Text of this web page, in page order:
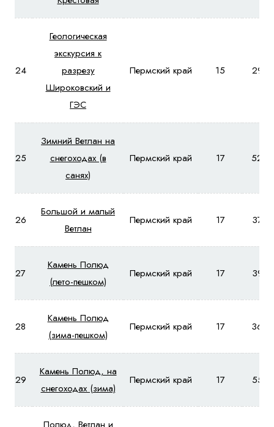
24
Геологическая
экскурсия к
разрезу
Широковский и
ГЭС
Пермский край 15 2980
25
Зимний Ветлан на
снегоходах (в
санях)
Пермский край 17 5250
26
Большой и малый
Ветлан
Пермский край 17 3760
27
Камень Полюд
(лето-пешком)
Пермский край 17 3910
28
Камень Полюд
(зима-пешком)
Пермский край 17 3660
29
Камень Полюд, на
снегоходах (зима)
Пермский край 17 5570